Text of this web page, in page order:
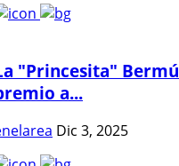
"Princesita"
a...
Dic 3, 2025